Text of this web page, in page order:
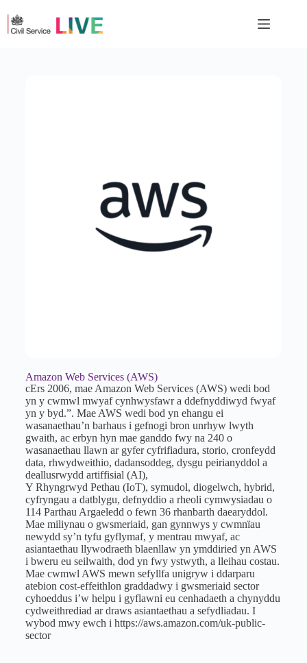
Amazon Web Services (AWS)
cErs 2006, mae Amazon Web Services (AWS) wedi bod
yn y cwmwl mwyaf cynhwysfawr a ddefnyddiwyd fwyaf
yn y byd.”. Mae AWS wedi bod yn ehangu ei
wasanaethau’n barhaus i gefnogi bron unrhyw lwyth
gwaith, ac erbyn hyn mae ganddo fwy na 240 o
wasanaethau llawn ar gyfer cyfrifiadura, storio, cronfeydd
data, rhwydweithio, dadansoddeg, dysgu peirianyddol a
deallusrwydd artiffisial (AI),
Y Rhyngrwyd Pethau (IoT), symudol, diogelwch, hybrid,
cyfryngau a datblygu, defnyddio a rheoli cymwysiadau o
114 Parthau Argaeledd o fewn 36 rhanbarth daearyddol.
Mae miliynau o gwsmeriaid, gan gynnwys y cwmnïau
newydd sy’n tyfu gyflymaf, y mentrau mwyaf, ac
asiantaethau llywodraeth blaenllaw yn ymddiried yn AWS
i bweru eu seilwaith, dod yn fwy ystwyth, a lleihau costau.
Mae cwmwl AWS mewn sefyllfa unigryw i ddarparu
atebion cost-effeithlon graddadwy i gwsmeriaid sector
cyhoeddus i’w helpu i gyflawni eu cenhadaeth a chynyddu
cydweithrediad ar draws asiantaethau a sefydliadau. I
wybod mwy ewch i https://aws.amazon.com/uk-public-
sector